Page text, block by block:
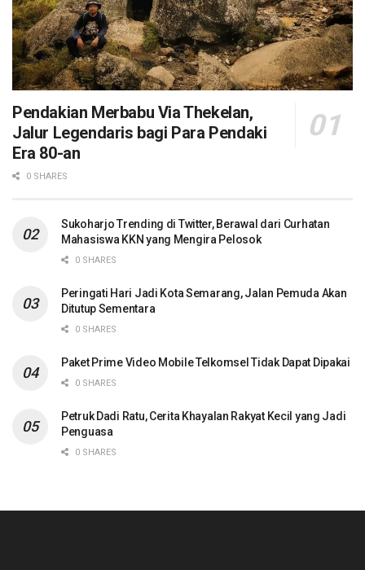
Pendakian Merbabu Via Thekelan,
Jalur Legendaris bagi Para Pendaki
Era 80-an
0 SHARES
Sukoharjo Trending di Twitter, Berawal dari Curhatan
Mahasiswa KKN yang Mengira Pelosok
0 SHARES
Peringati Hari Jadi Kota Semarang, Jalan Pemuda Akan
Ditutup Sementara
0 SHARES
Paket Prime Video Mobile Telkomsel Tidak Dapat Dipakai
0 SHARES
Petruk Dadi Ratu, Cerita Khayalan Rakyat Kecil yang Jadi
Penguasa
0 SHARES